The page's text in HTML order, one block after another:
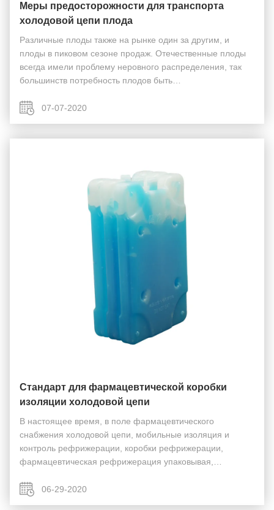
Меры предосторожности для транспорта
холодовой цепи плода
Различные плоды также на рынке один за другим, и
плоды в пиковом сезоне продаж. Отечественные плоды
всегда имели проблему неровного распределения, так
большинств потребность плодов быть
ежедневные потребностямы городских резидентов.
07-07-2020
Стандарт для фармацевтической коробки
изоляции холодовой цепи
В настоящее время, в поле фармацевтического
снабжения холодовой цепи, мобильные изоляция и
контроль рефрижерации, коробки рефрижерации,
фармацевтическая рефрижерация упаковывая,
рефрижерации, и унитизед холодильники широко
06-29-2020